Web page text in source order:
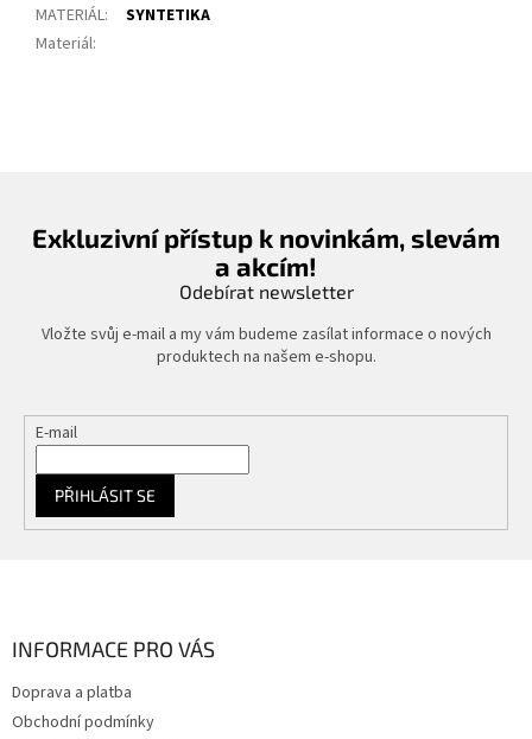
MATERIÁL:
SYNTETIKA
Materiál:
Exkluzivní přístup k novinkám, slevám
a akcím!
Odebírat newsletter
Vložte svůj e-mail a my vám budeme zasílat informace o nových
produktech na našem e-shopu.
E-mail
PŘIHLÁSIT SE
INFORMACE PRO VÁS
Doprava a platba
Obchodní podmínky